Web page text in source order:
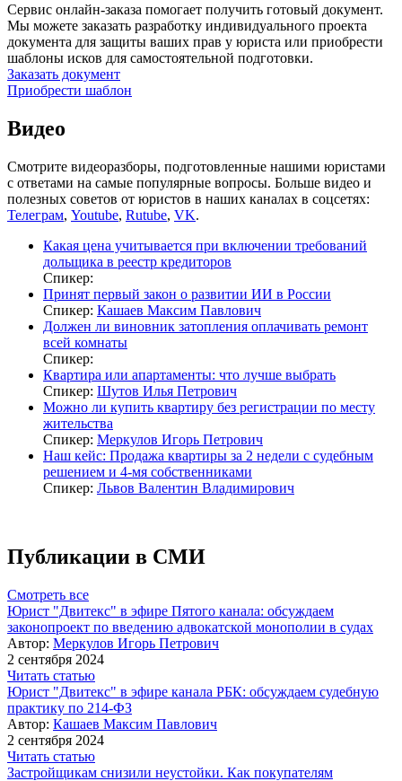
Сервис онлайн-заказа помогает получить готовый документ.
Мы можете заказать разработку индивидуального проекта
документа для защиты ваших прав у юриста или приобрести
шаблоны исков для самостоятельной подготовки.
Заказать документ
Приобрести шаблон
Видео
Смотрите видеоразборы, подготовленные нашими юристами
с ответами на самые популярные вопросы. Больше видео и
полезных советов от юристов в наших каналах в соцсетях:
Телеграм, Youtube, Rutube, VK.
Какая цена учитывается при включении требований
дольщика в реестр кредиторов
Спикер:
Принят первый закон о развитии ИИ в России
Спикер: Кашаев Максим Павлович
Должен ли виновник затопления оплачивать ремонт
всей комнаты
Спикер:
Квартира или апартаменты: что лучше выбрать
Спикер: Шутов Илья Петрович
Можно ли купить квартиру без регистрации по месту
жительства
Спикер: Меркулов Игорь Петрович
Наш кейс: Продажа квартиры за 2 недели с судебным
решением и 4-мя собственниками
Спикер: Львов Валентин Владимирович
Публикации в СМИ
Смотреть все
Юрист "Двитекс" в эфире Пятого канала: обсуждаем
законопроект по введению адвокатской монополии в судах
Автор: Меркулов Игорь Петрович
2 сентября 2024
Читать статью
Юрист "Двитекс" в эфире канала РБК: обсуждаем судебную
практику по 214-ФЗ
Автор: Кашаев Максим Павлович
2 сентября 2024
Читать статью
Застройщикам снизили неустойки. Как покупателям